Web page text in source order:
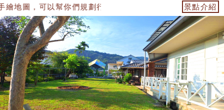
地圖，可以幫你們規劃行程，讓你能來個深度之旅景點介紹